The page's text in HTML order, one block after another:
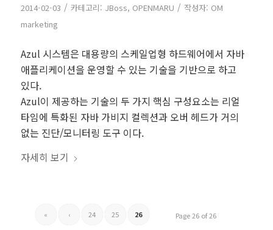
2014-02-03 / 카테고리: JBoss, OPENMARU / 작성자: OM
marketing
Azul 시스템은 대용량의 스케일업형 하드웨어에서 자바
애플리케이션을 운영할 수 있는 기술을 기반으로 하고
있다.
Azul이 제공하는 기술의 두 가지 핵심 구성요소는 리얼
타임에 특화된 자바 가비지 컬렉션과 오버 헤드가 거의
없는 진단/모니터링 도구 이다.
자세히 보기
Page 26 of 26
« ‹ 24 25 26